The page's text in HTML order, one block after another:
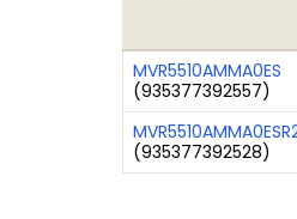
MVR5510AMMA0ES
(935377392557)
(935377392528)